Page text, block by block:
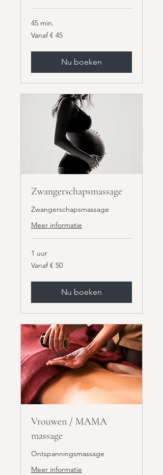
45 min.
Vanaf
45
Vanaf € 45
Nu boeken
Zwangerschapsmassage
Zwangerschapsmassage
Meer informatie
1 uur
Vanaf
50
Vanaf € 50
Nu boeken
Vrouwen / MAMA
massage
Ontspanningsmassage
Meer informatie